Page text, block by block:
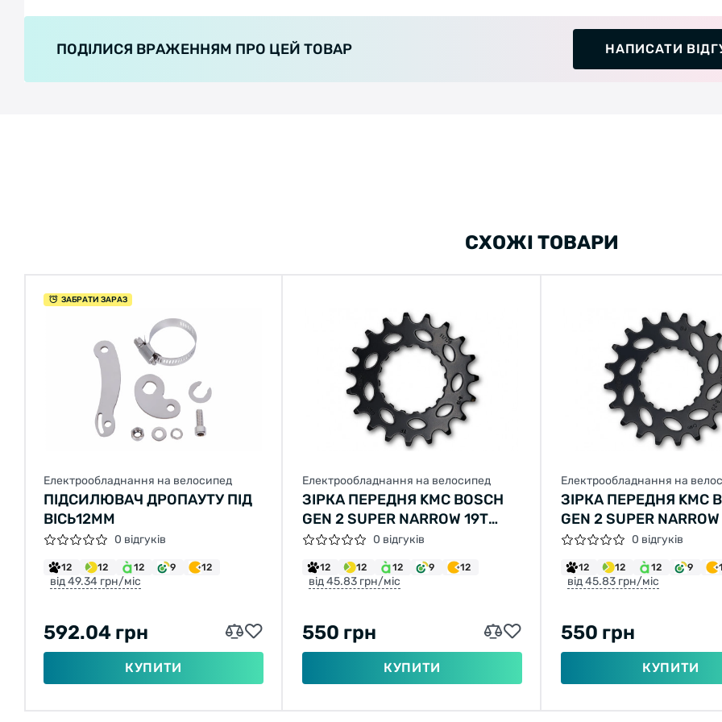
ПОДІЛИСЯ ВРАЖЕННЯМ ПРО ЦЕЙ ТОВАР НАПИСАТИ
СХОЖІ ТОВАРИ
ЗАБРАТИ ЗАРАЗ
Електрообладнання на велосипед
ПІДСИЛЮВАЧ ДРОПАУТУ ПІД
ВІСЬ12ММ
0 відгуків
12 12 12 9 12
від 49.34 грн/міс
592.04 грн
КУПИТИ
Електрообладнання на велосипед
ЗІРКА ПЕРЕДНЯ KMC BOSCH
GEN 2 SUPER NARROW 19T
ЧОРНА 11/128"
0 відгуків
12 12 12 9 12
від 45.83 грн/міс
550 грн
КУПИТИ
Електрообладнання на
ЗІРКА ПЕРЕДНЯ KMC
GEN 2 SUPER
ЧОРНА 11/128"
0 відгуків
12 12 12 9
від 45.83 грн/міс
550 грн
КУПИТИ